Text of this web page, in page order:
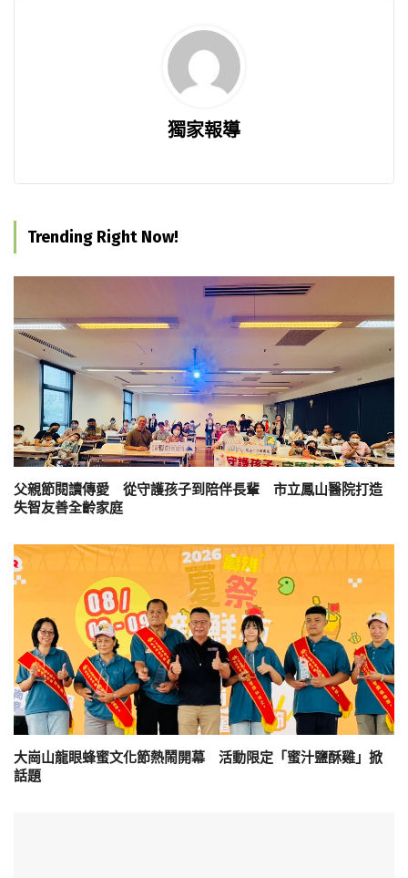
獨家報導
Trending Right Now!
父親節閱讀傳愛 從守護孩子到陪伴長輩 市立鳳山醫院打造
失智友善全齡家庭
大崗山龍眼蜂蜜文化節熱鬧開幕 活動限定「蜜汁鹽酥雞」掀
話題